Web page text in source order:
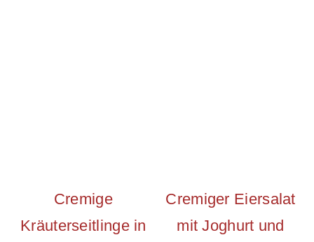
Cremige
Kräuterseitlinge in
Cremiger Eiersalat
mit Joghurt und